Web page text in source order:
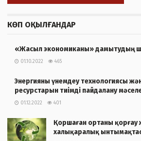
КӨП ОҚЫЛҒАНДАР
«Жасыл экономиканы» дамытудың
01.10.2022 465
Энергияны үнемдеу технологиясы
ресурстарын тиімді пайдалану
01.12.2022 401
Қоршаған ортаны қорғау
халықаралық